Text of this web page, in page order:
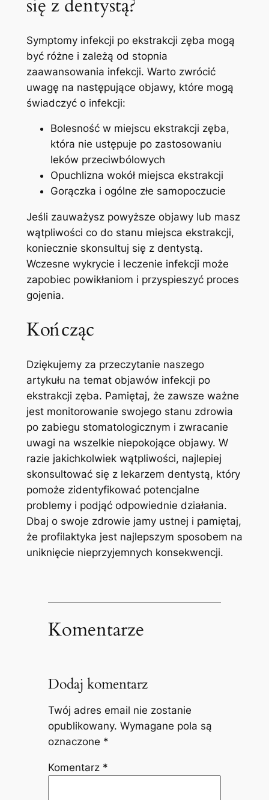
się z‌ dentystą?
Symptomy infekcji po ekstrakcji zęba mogą​
być różne i zależą od stopnia⁤
zaawansowania ‌infekcji. Warto zwrócić
uwagę⁤ na​ następujące objawy, które mogą
świadczyć o infekcji:
Bolesność w miejscu ekstrakcji zęba,
która⁤ nie ustępuje⁤ po ⁤zastosowaniu
leków przeciwbólowych
Opuchlizna wokół miejsca ekstrakcji
Gorączka i ogólne⁣ złe⁤ samopoczucie
Jeśli zauważysz powyższe objawy lub masz
wątpliwości co do stanu miejsca ekstrakcji,
koniecznie skonsultuj się ⁢z dentystą.⁢
Wczesne wykrycie i leczenie infekcji może
zapobiec powikłaniom i przyspieszyć proces
gojenia.
Kończąc
Dziękujemy za ⁤przeczytanie naszego
artykułu na temat objawów⁣ infekcji po
ekstrakcji zęba. Pamiętaj, że zawsze ważne
jest monitorowanie​ swojego stanu zdrowia
po zabiegu stomatologicznym i zwracanie⁢
uwagi‍ na wszelkie niepokojące ⁤objawy. W
razie jakichkolwiek wątpliwości,⁤ najlepiej
skonsultować ⁣się z lekarzem dentystą, który
pomoże ⁣zidentyfikować potencjalne
problemy i ​podjąć​ odpowiednie działania.
Dbaj o‍ swoje zdrowie jamy ustnej i pamiętaj,
że‌ profilaktyka jest ⁣najlepszym⁣ sposobem na
uniknięcie nieprzyjemnych konsekwencji.
Komentarze
Dodaj komentarz
Twój adres email nie zostanie
opublikowany. Wymagane pola są
oznaczone *
Komentarz *